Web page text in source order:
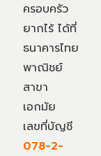
ครอบครัว
ยากไร้ ได้ที่
ธนาคารไทย
พาณิชย์
สาขา
เอกมัย
เลขที่บัญชี
078-2-